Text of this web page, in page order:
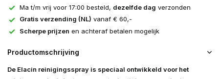
Ma t/m vrij voor 17:00 besteld, dezelfde dag verzonden
Gratis verzending (NL) vanaf € 60,-
Scherpe prijzen en achteraf betalen mogelijk
Productomschrijving
De Elacin reinigingsspray is speciaal ontwikkeld voor het